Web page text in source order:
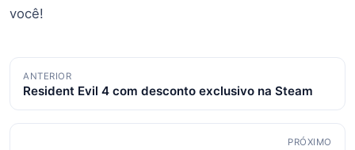
você!
Navegação
de
posts
ANTERIOR
Resident Evil 4 com desconto exclusivo na Steam
PRÓXIMO